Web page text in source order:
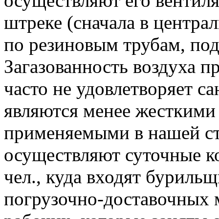
штреке (сначала в
по резиновым трубам,
Загазованность воздуха
часто не удовлетворяет
являются менее
применяемыми в нашей
осуществляют суточные
чел., куда входят
погрузочно-